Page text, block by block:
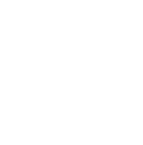
বিশ্ববিদ্যালয়ে অধ্যাপনা করেন।
পত্রিকায় তাঁর লেখা নিয়মিত ছাপা
সাহিত্যে অমর করেছে। তাঁর রচিত
চতুর্থ খণ্ড, সম্রাট ও শ্রেষ্ঠী,